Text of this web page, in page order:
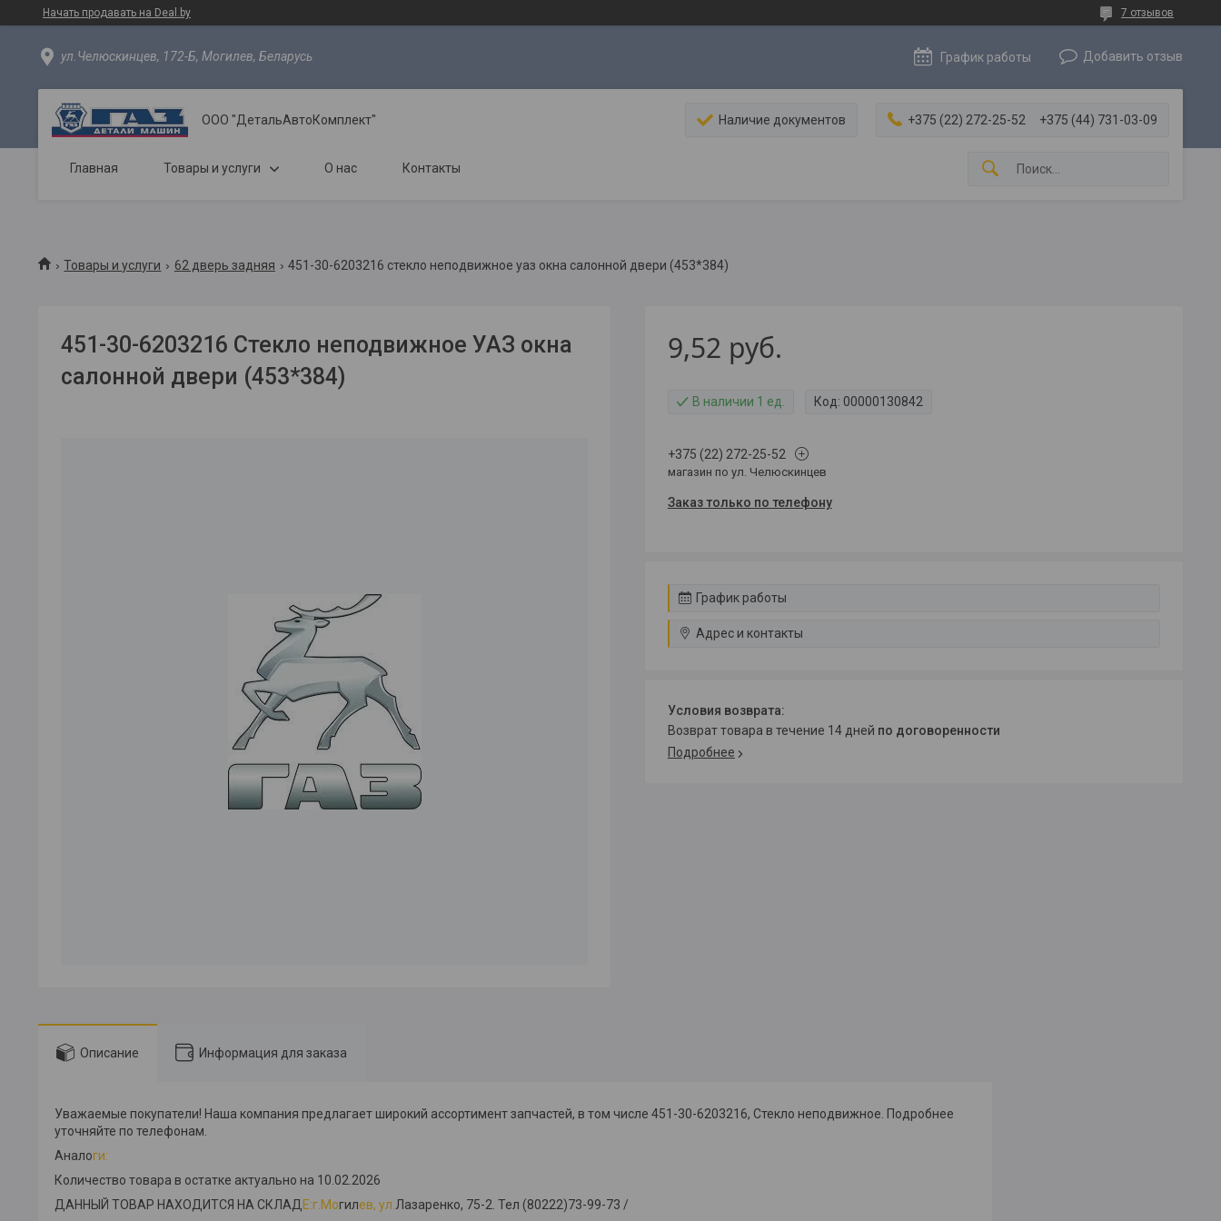
Начать продавать на Deal.by 7 отзывов
ул.Челюскинцев, 172-Б, Могилев, Беларусь График работы Добавить отзыв
ООО "ДетальАвтоКомплект" Наличие документов +375 (22) 272-25-52 +375 (44) 731-03-09
Главная Товары и услуги О нас Контакты
Товары и услуги 62 дверь задняя 451-30-6203216 стекло неподвижное уаз окна салонной двери (453*384)
451-30-6203216 Стекло неподвижное УАЗ окна
салонной двери (453*384)
9,52 руб.
В наличии 1 ед. Код: 00000130842
+375 (22) 272-25-52
магазин по ул. Челюскинцев
Заказ только по телефону
График работы
Адрес и контакты
возврат товара в течение 14 дней по договоренности
Подробнее
Описание Информация для заказа
Уважаемые покупатели! Наша компания предлагает широкий ассортимент запчастей, в том числе 451-30-6203216, Стекло неподвижное. Подробнее
уточняйте по телефонам.
Аналоги:
Количество товара в остатке актуально на 10.02.2026
ДАННЫЙ ТОВАР НАХОДИТСЯ НА СКЛАД E:г.Могилев, ул. Лазаренко, 75-2. Тел (80222)73-99-73 /